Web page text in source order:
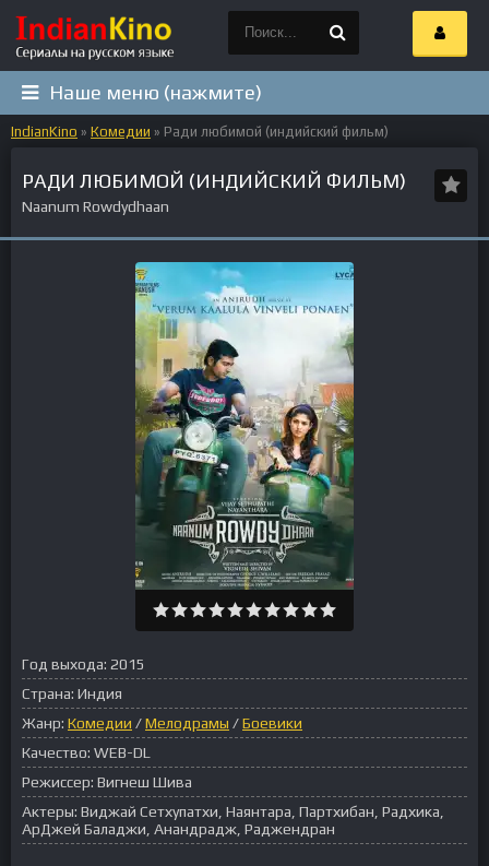
Наше меню (нажмите)
IndianKino » Комедии » Ради любимой (индийский фильм)
РАДИ ЛЮБИМОЙ (ИНДИЙСКИЙ ФИЛЬМ)
Naanum Rowdydhaan
Год выхода: 2015
Страна: Индия
Жанр: Комедии /Мелодрамы /Боевики
Качество: WEB-DL
Режиссер: Вигнеш Шива
Актеры: Виджай Сетхупатхи, Наянтара, Партхибан, Радхика,
АрДжей Баладжи, Анандрадж, Раджендран